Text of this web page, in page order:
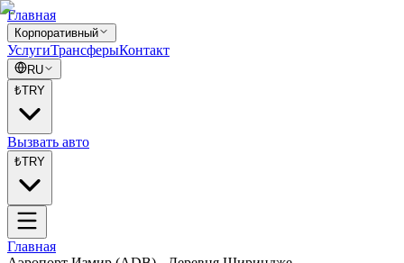
Главная
Корпоративный
УслугиТрансферыКонтакт
RU
₺TRY
Вызвать авто
₺TRY
Главная